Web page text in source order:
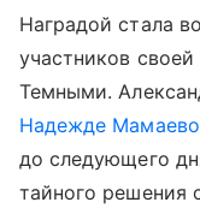
Наградой стала
участников
Темными.
Надежде
до следующего
тайного решения